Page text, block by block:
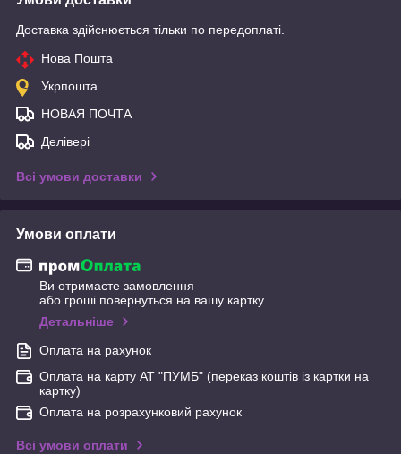
Доставка здійснюється тільки по передоплаті.
Нова Пошта
Укрпошта
НОВАЯ ПОЧТА
Делівері
Всі умови доставки
Умови оплати
Ви отримаєте замовлення
або гроші повернуться на вашу картку
Детальніше
Оплата на рахунок
Оплата на карту АТ "ПУМБ" (переказ коштів із картки на
картку)
Оплата на розрахунковий рахунок
Всі умови оплати